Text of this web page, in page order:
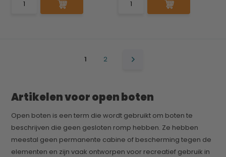
1 2
Artikelen voor open boten
Open boten is een term die wordt gebruikt om boten te
beschrijven die geen gesloten romp hebben. Ze hebben
meestal geen permanente cabine of bescherming tegen de
elementen en zijn vaak ontworpen voor recreatief gebruik in